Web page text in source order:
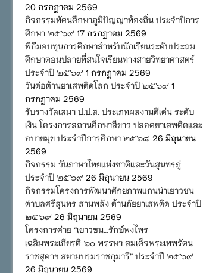
20 กรกฎาคม 2569
กิจกรรมทัศนศึกษาภูมิปัญญาท้องถิ่น ประจำปีการ
ศึกษา ๒๕๖๙ 17 กรกฎาคม 2569
พิธีมอบทุนการศึกษาสำหรับนักเรียนระดับประถม
ศึกษาตอนปลายที่สนใจเรียนทางสายวิทยาศาสตร์
ประจำปี ๒๕๖๙ 1 กรกฎาคม 2569
วันต่อต้านยาเสพติดโลก ประจำปี ๒๕๖๙ 1
กรกฎาคม 2569
รับรางวัลเสมา ป.ป.ส. ประเภทผลงานดีเด่น ระดับ
เงิน โครงการสถานศึกษาสีขาว ปลอดยาเสพติดและ
อบายมุข ประจำปีการศึกษา ๒๕๖๘ 26 มิถุนายน
2569
กิจกรรม วันภาษาไทยแห่งชาติและวันสุนทรภู่
ประจำปี ๒๕๖๙ 26 มิถุนายน 2569
กิจกรรมโครงการพัฒนาศักยภาพแกนนำเยาวชน
ตำบลศรีสุนทร สานพลัง ต้านภัยยาเสพติด ประจำปี
๒๕๖๙ 26 มิถุนายน 2569
โครงการค่าย “เยาวชน…รักษ์พงไพร
เฉลิมพระเกียรติ ๖๐ พรรษา สมเด็จพระเทพรัตน
ราชสุดาฯ สยามบรมราชกุมารี” ประจำปี ๒๕๖๙
26 มิถุนายน 2569